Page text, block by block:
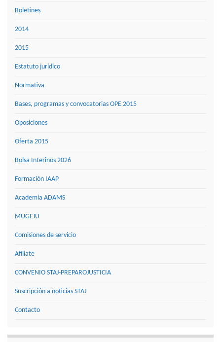
Boletines
2014
2015
Estatuto jurídico
Normativa
Bases, programas y convocatorias OPE 2015
Oposiciones
Oferta 2015
Bolsa Interinos 2026
Formación IAAP
Academia ADAMS
MUGEJU
Comisiones de servicio
Afíliate
CONVENIO STAJ-PREPAROJUSTICIA
Suscripción a noticias STAJ
Contacto